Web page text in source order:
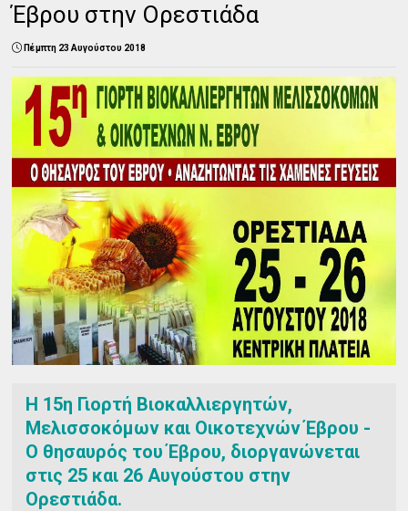
Έβρου στην Ορεστιάδα
Πέμπτη 23 Αυγούστου 2018
Η 15η Γιορτή Βιοκαλλιεργητών,
Μελισσοκόμων και Οικοτεχνών Έβρου -
Ο θησαυρός του Έβρου, διοργανώνεται
στις 25 και 26 Αυγούστου στην
Ορεστιάδα.